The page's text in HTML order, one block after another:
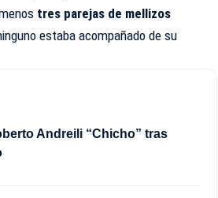
tres parejas de mellizos
estaba acompañado de su
Andreili “Chicho” tras